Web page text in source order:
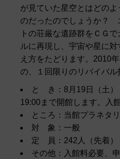
が見ていた星空とはどのよ
のだったのでしょうか？
トの荘厳な遺跡群をＣＧで
ルに再現し、宇宙や星に対
え方をたどります。2010
の、１回限りのリバイバ
と き：8月19日（土）
19:00まで開館します。入
ところ：当館プラネタ
対 象：一般
定 員：242人（先着）
その他：入館料必要、申